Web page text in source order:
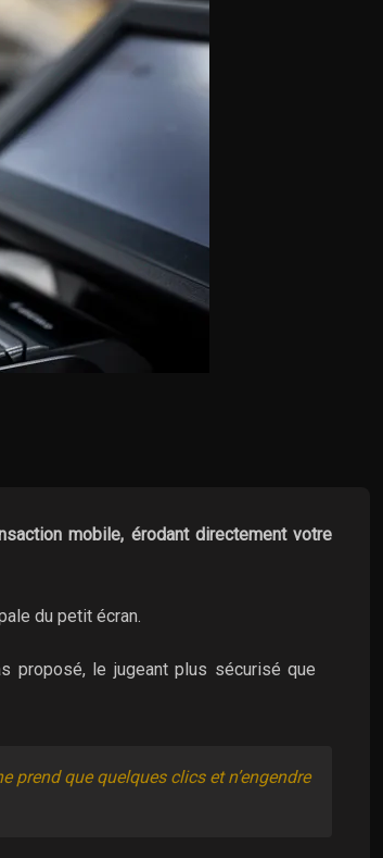
mobile, érodant directement votre
du petit écran.
proposé, le jugeant plus sécurisé que
que quelques clics et n’engendre